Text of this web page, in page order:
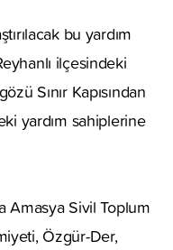
bu yardım
ilçesindeki
Sınır Kapısından
yardım sahiplerine
Amasya Sivil Toplum
Özgür-Der,